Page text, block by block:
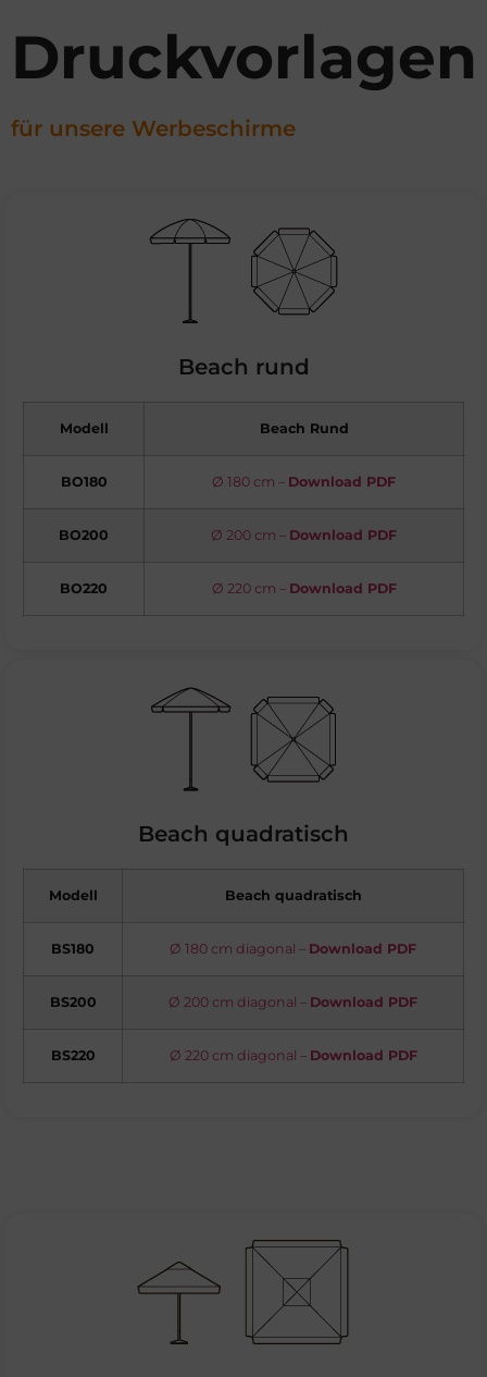
Druckvorlagen
für unsere Werbeschirme
Beach rund
Modell Beach Rund
BO180 Ø 180 cm – Download PDF
BO200 Ø 200 cm – Download PDF
BO220 Ø 220 cm – Download PDF
Beach quadratisch
Modell Beach quadratisch
BS180 Ø 180 cm diagonal – Download PDF
BS200 Ø 200 cm diagonal – Download PDF
BS220 Ø 220 cm diagonal – Download PDF